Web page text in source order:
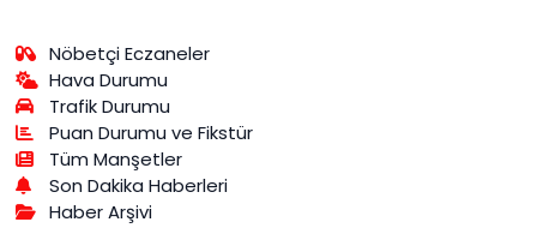
Nöbetçi Eczaneler
Hava Durumu
Trafik Durumu
Puan Durumu ve Fikstür
Tüm Manşetler
Son Dakika Haberleri
Haber Arşivi